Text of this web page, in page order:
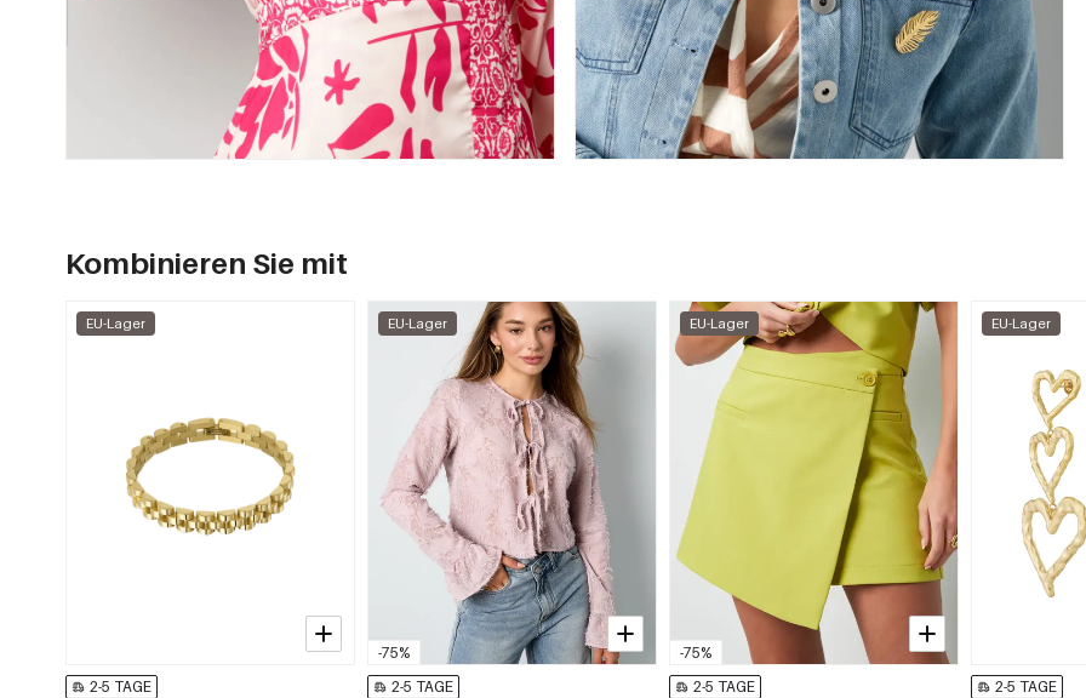
Kombinieren Sie mit
EU-Lager
2-5 TAGE
-75%
EU-Lager
2-5 TAGE
-75%
EU-Lager
2-5 TAGE
EU-Lager
2-5 TAGE